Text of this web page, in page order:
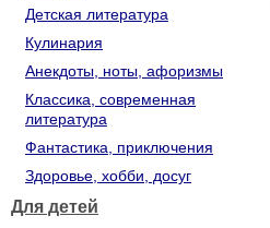
Детская литература
Кулинария
Анекдоты, ноты, афоризмы
Классика, современная
литература
Фантастика, приключения
Здоровье, хобби, досуг
Для детей